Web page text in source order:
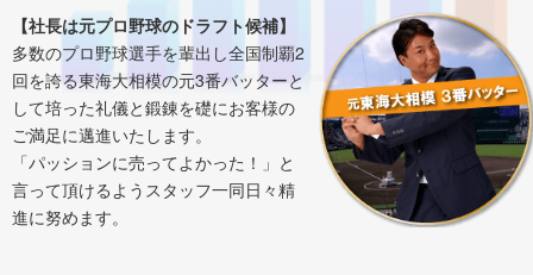
【社長は元プロ野球のドラフト候補】
多数のプロ野球選手を輩出し全国制覇2
回を誇る東海大相模の元3番バッターと
して培った礼儀と鍛錬を礎にお客様の
ご満足に邁進いたします。
「パッションに売ってよかった！」と
言って頂けるようスタッフ一同日々精
進に努めます。